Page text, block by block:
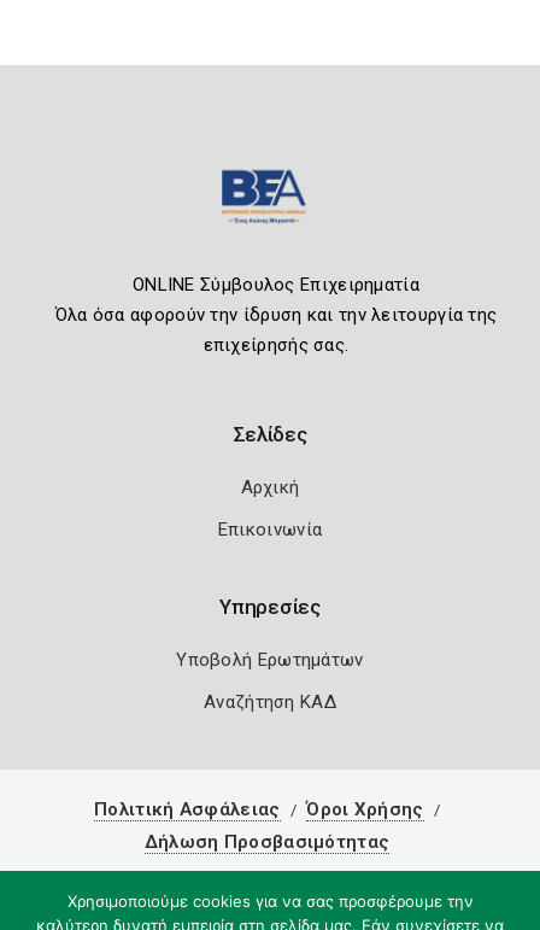
ONLINE Σύμβουλος Επιχειρηματία
Όλα όσα αφορούν την ίδρυση και την λειτουργία της
επιχείρησής σας.
Σελίδες
Αρχική
Επικοινωνία
Υπηρεσίες
Υποβολή Ερωτημάτων
Αναζήτηση ΚΑΔ
Πολιτική Ασφάλειας
Όροι Χρήσης
Δήλωση Προσβασιμότητας
Χρησιμοποιούμε cookies για να σας προσφέρουμε την
καλύτερη δυνατή εμπειρία στη σελίδα μας. Εάν συνεχίσετε να